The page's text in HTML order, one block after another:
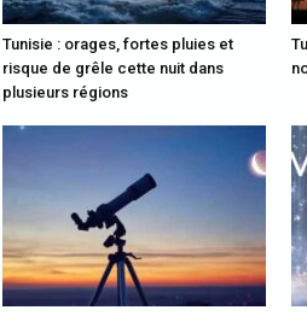
Tunisie : orages, fortes pluies et
risque de grêle cette nuit dans
plusieurs régions